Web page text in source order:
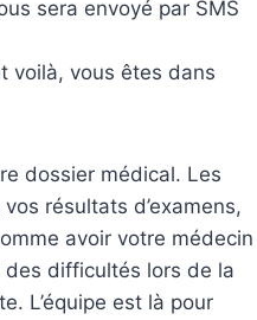
sera envoyé par SMS
voilà, vous êtes dans
dossier médical. Les
résultats d’examens,
avoir votre médecin
des difficultés lors de la
L’équipe est là pour